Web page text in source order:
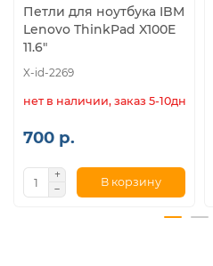
Петли для ноутбука IBM
Lenovo ThinkPad X100E
11.6"
X-id-2269
нет в наличии, заказ 5-10дн.
700 р.
В корзину